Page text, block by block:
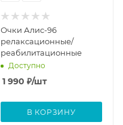
Очки Алис-96
релаксационные/
реабилитационные
Доступно
1 990 ₽/шт
В КОРЗИНУ